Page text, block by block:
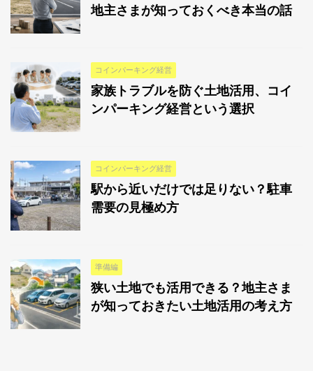
地主さまが知っておくべき本当の話
コインパーキング経営
家族トラブルを防ぐ土地活用、コイ
ンパーキング経営という選択
コインパーキング経営
駅から近いだけでは足りない？駐車
需要の見極め方
準備編
狭い土地でも活用できる？地主さま
が知っておきたい土地活用の考え方